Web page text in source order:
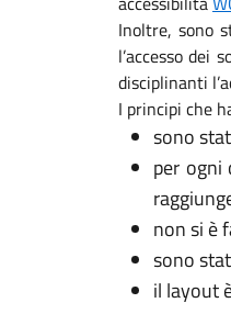
Inoltre, sono
l’accesso dei
disciplinanti
I principi che
sono
per
non si è
sono
il layout